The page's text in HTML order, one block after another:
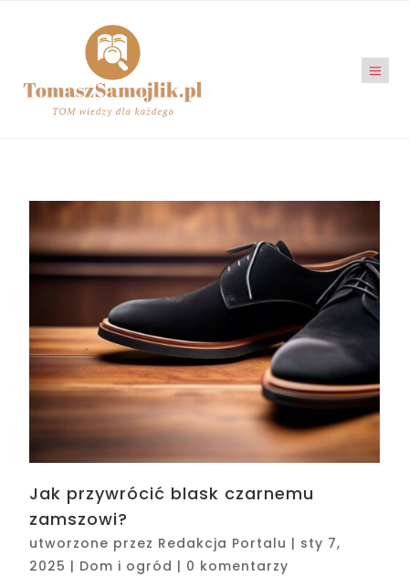
Jak przywrócić blask czarnemu
zamszowi?
utworzone przez Redakcja Portalu | sty 7,
2025 | Dom i ogród | 0 komentarzy